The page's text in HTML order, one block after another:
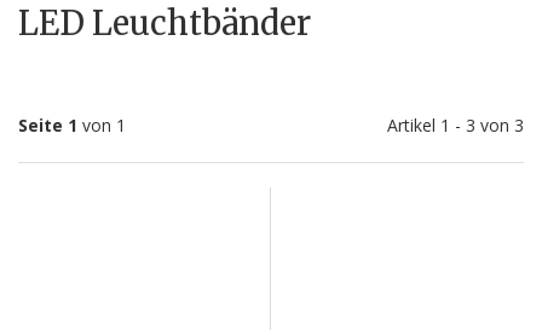
LED Leuchtbänder
Seite 1 von 1 Artikel 1 - 3 von 3